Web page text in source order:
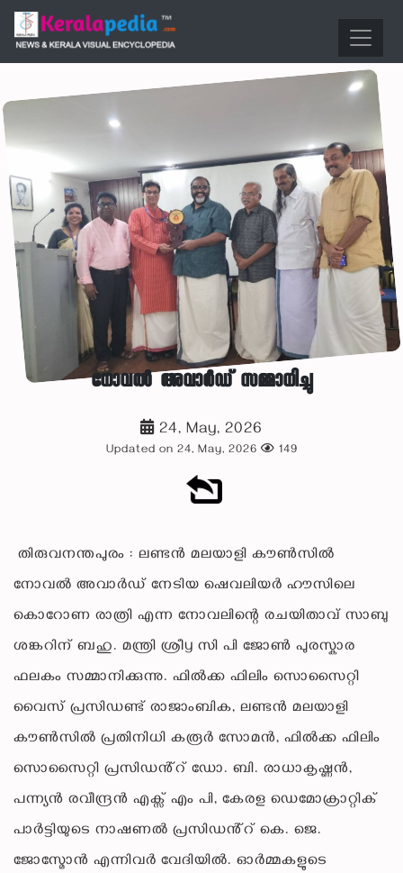
നോവൽ അവാർഡ് സമ്മാനിച്ചു
24, May, 2026
Updated on 24, May, 2026 149
തിരുവനന്തപുരം : ലണ്ടൻ മലയാളി കൗൺസിൽ
നോവൽ അവാർഡ് നേടിയ ഷെവലിയർ ഹൗസിലെ
കൊറോണ രാത്രി എന്ന നോവലിന്റെ രചയിതാവ് സാബു
ശങ്കറിന് ബഹു. മന്ത്രി ശ്രീy സി പി ജോൺ പുരസ്കാര
ഫലകം സമ്മാനിക്കുന്നു. ഫിൽക്ക ഫിലിം സൊസൈറ്റി
വൈസ് പ്രസിഡണ്ട് രാജാംബിക, ലണ്ടൻ മലയാളി
കൗൺസിൽ പ്രതിനിധി കരൂർ സോമൻ, ഫിൽക്ക ഫിലിം
സൊസൈറ്റി പ്രസിഡൻ്റ് ഡോ. ബി. രാധാകൃഷ്ണൻ,
പന്ന്യൻ രവീന്ദ്രൻ എക്സ് എം പി, കേരള ഡെമോക്രാറ്റിക്
പാർട്ടിയുടെ നാഷണൽ പ്രസിഡൻ്റ് കെ. ജെ.
ജോസ്മോൻ എന്നിവർ വേദിയിൽ. ഓർമ്മകളുടെ